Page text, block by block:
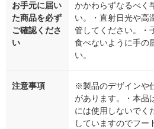
お手元に届い
た商品を必ず
ご確認くださ
い
かかわらずなるべく
い。・直射日光や高
管してください。・
食べないように手の
い。
注意事項
※製品のデザインや
があります。・本品
には使用しないでく
していますのでフー